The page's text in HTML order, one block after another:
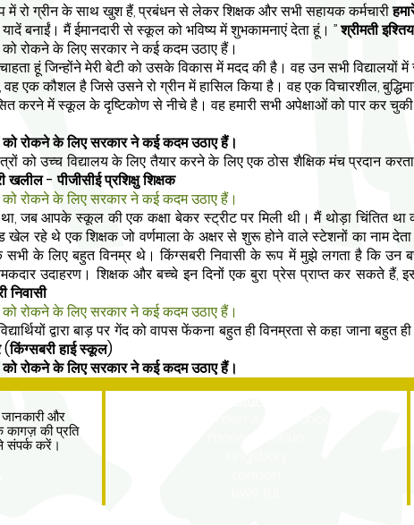
रो ग्रीन के साथ खुश हैं, प्रबंधन से लेकर शिक्षक और सभी सहायक कर्मचारी
बनाईं। मैं ईमानदारी से स्कूल को भविष्य में शुभकामनाएं देता हूं। ”श्रीमती
रोकने के लिए सरकार ने कई कदम उठाए हैं।
चाहता हूं जिन्होंने मेरी बेटी को उसके विकास में मदद की है। वह उन सभी
एक कौशल है जिसे उसने रो ग्रीन में हासिल किया है। वह एक विचारशील,
करने में स्कूल के दृष्टिकोण से नीचे है। वह हमारी सभी अपेक्षाओं को पार कर
रोकने के लिए सरकार ने कई कदम उठाए हैं।
को उच्च विद्यालय के लिए तैयार करने के लिए एक ठोस शैक्षिक मंच प्रदान
खलील - पीजीसीई प्रशिक्षु शिक्षक
रोकने के लिए सरकार ने कई कदम उठाए हैं।
जब आपके स्कूल की एक कक्षा बेकर स्ट्रीट पर मिली थी। मैं थोड़ा चिंतित
रहे थे एक शिक्षक जो वर्णमाला के अक्षर से शुरू होने वाले स्टेशनों का नाम
सभी के लिए बहुत विनम्र थे। किंग्सबरी निवासी के रूप में मुझे लगता है कि
उदाहरण। शिक्षक और बच्चे इन दिनों एक बुरा प्रेस प्राप्त कर सकते
निवासी
रोकने के लिए सरकार ने कई कदम उठाए हैं।
द्वारा बाड़ पर गेंद को वापस फेंकना बहुत ही विनम्रता से कहा जाना
हाई स्कूल)
रोकने के लिए सरकार ने कई कदम उठाए हैं।
जानकारी और
की प्रति
संपर्क करें।